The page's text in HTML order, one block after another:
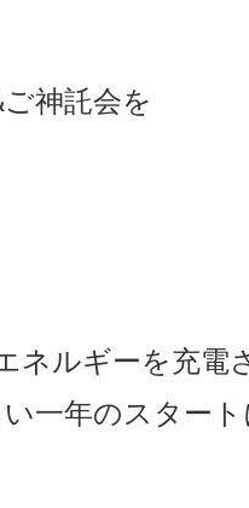
神託会を
ネルギーを充電
一年のスター